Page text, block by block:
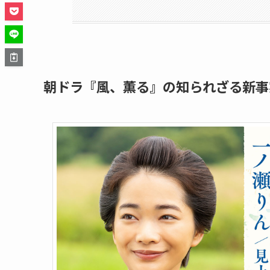
朝ドラ『風、薫る』の知られざる新